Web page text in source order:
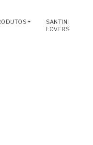
SANTINI
LOVERS